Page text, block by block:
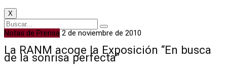
X
Notas de Prensa 2 de noviembre de 2010
La RANM acoge la Exposición “En busca
de la sonrisa perfecta”